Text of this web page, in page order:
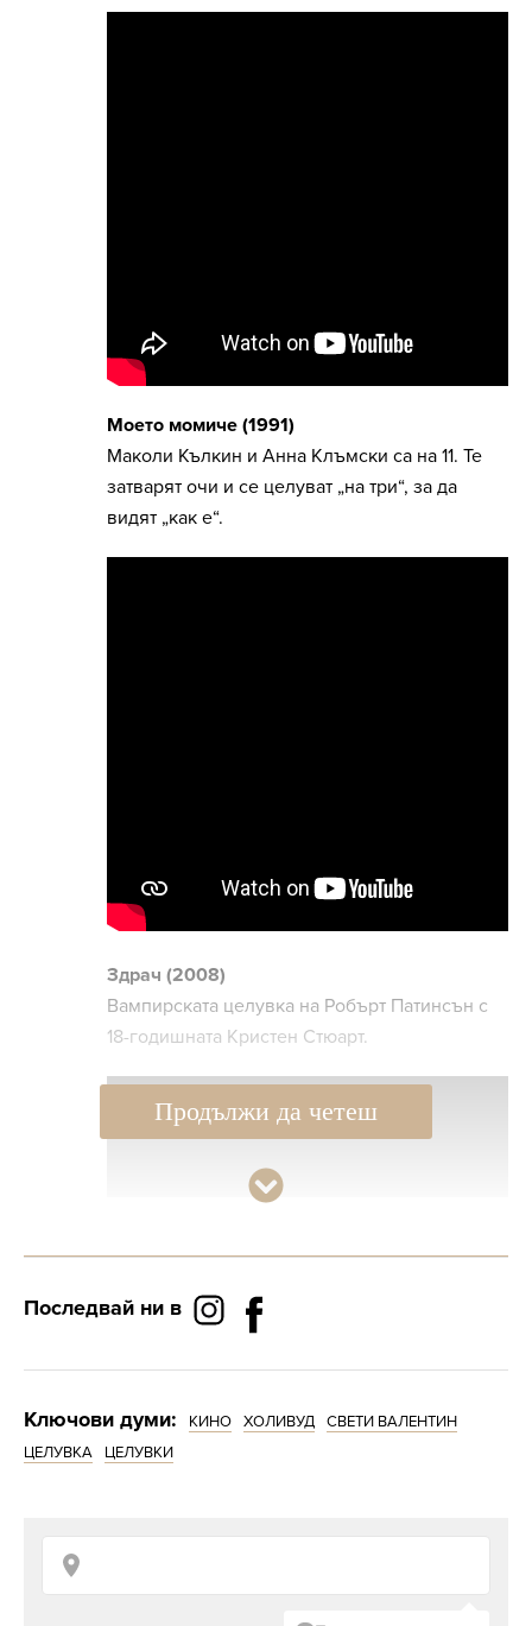
Моето момиче (1991)
Маколи Кълкин и Анна Клъмски са на 11. Те
затварят очи и се целуват „на три“, за да
видят „как е“.
Здрач (2008)
Вампирската целувка на Робърт Патинсън с
18-годишната Кристен Стюарт.
Продължи да четеш
Последвай ни в
Ключови думи: КИНО ХОЛИВУД
СВЕТИ ВАЛЕНТИН
ЦЕЛУВКА
ЦЕЛУВКИ